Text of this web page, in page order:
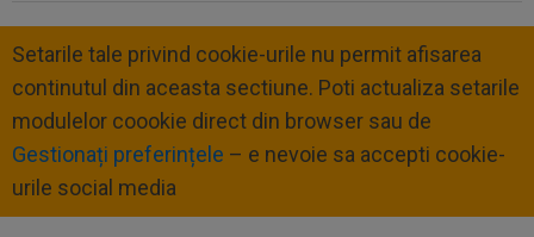
Setarile tale privind cookie-urile nu permit afisarea
continutul din aceasta sectiune. Poti actualiza setarile
modulelor coookie direct din browser sau de
Gestionați preferințele – e nevoie sa accepti cookie-
urile social media